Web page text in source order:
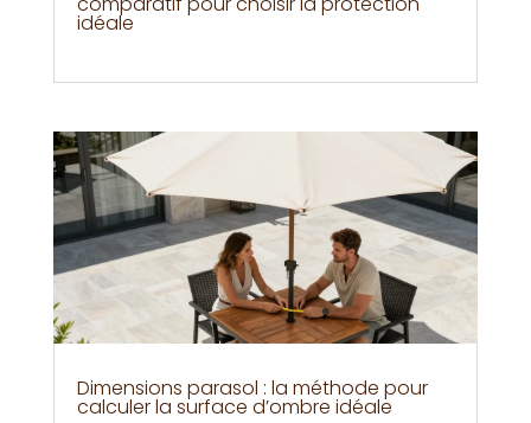
idéale
Dimensions parasol : la méthode pour
calculer la surface d’ombre idéale